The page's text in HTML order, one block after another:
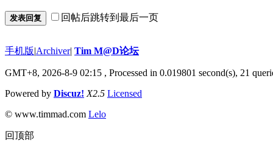
发表回复 回帖后跳转到最后一页
手机版|Archiver| Tim M@D论坛
GMT+8, 2026-8-9 02:15 , Processed in 0.019801 second(s), 21
Powered by Discuz! X2.5 Licensed
© www.timmad.com Lelo
回顶部